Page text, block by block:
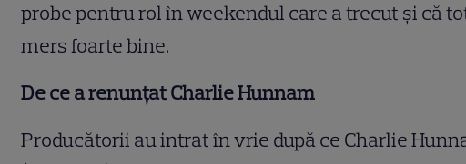
probe pentru rol în weekendul care a trecut şi că
mers foarte bine.
De ce a renunţat Charlie Hunnam
Producătorii au intrat în vrie după ce Charlie